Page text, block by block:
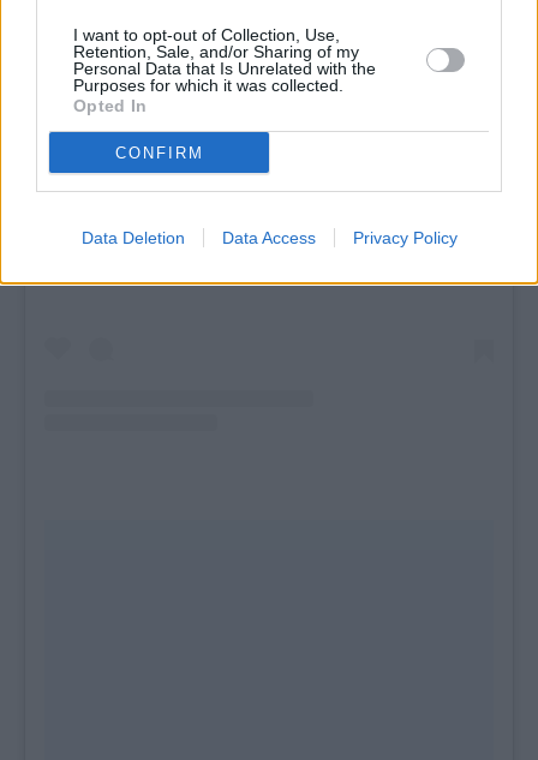
I want to opt-out of Collection, Use,
Retention, Sale, and/or Sharing of my
Personal Data that Is Unrelated with the
Purposes for which it was collected.
Opted In
CONFIRM
Data Deletion Data Access Privacy Policy